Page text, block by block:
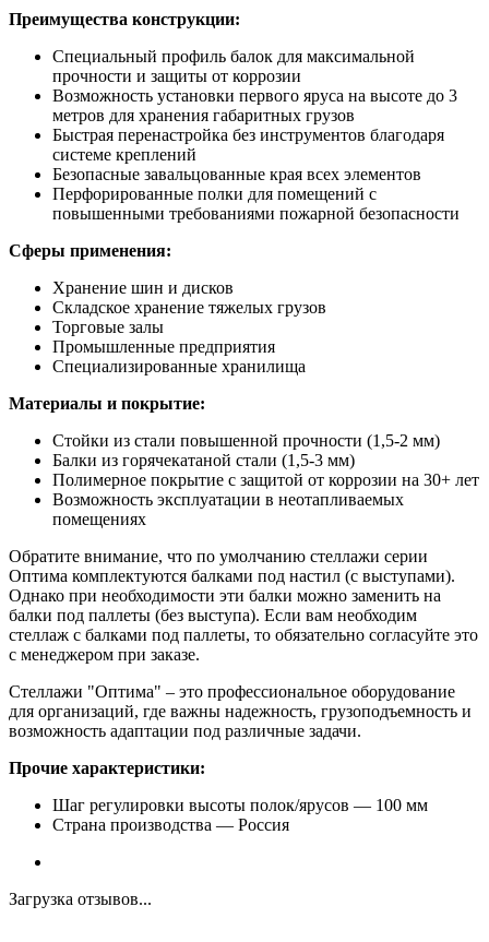
Преимущества конструкции:
Специальный профиль балок для максимальной
прочности и защиты от коррозии
Возможность установки первого яруса на высоте до 3
метров для хранения габаритных грузов
Быстрая перенастройка без инструментов благодаря
системе креплений
Безопасные завальцованные края всех элементов
Перфорированные полки для помещений с
повышенными требованиями пожарной безопасности
Сферы применения:
Хранение шин и дисков
Складское хранение тяжелых грузов
Торговые залы
Промышленные предприятия
Специализированные хранилища
Материалы и покрытие:
Стойки из стали повышенной прочности (1,5-2 мм)
Балки из горячекатаной стали (1,5-3 мм)
Полимерное покрытие с защитой от коррозии на 30+ лет
Возможность эксплуатации в неотапливаемых
помещениях
Обратите внимание, что по умолчанию стеллажи серии
Оптима комплектуются балками под настил (с выступами).
Однако при необходимости эти балки можно заменить на
балки под паллеты (без выступа). Если вам необходим
стеллаж с балками под паллеты, то обязательно согласуйте это
с менеджером при заказе.
Стеллажи "Оптима" – это профессиональное оборудование
для организаций, где важны надежность, грузоподъемность и
возможность адаптации под различные задачи.
Прочие характеристики:
Шаг регулировки высоты полок/ярусов — 100 мм
Страна производства — Россия
Загрузка отзывов...